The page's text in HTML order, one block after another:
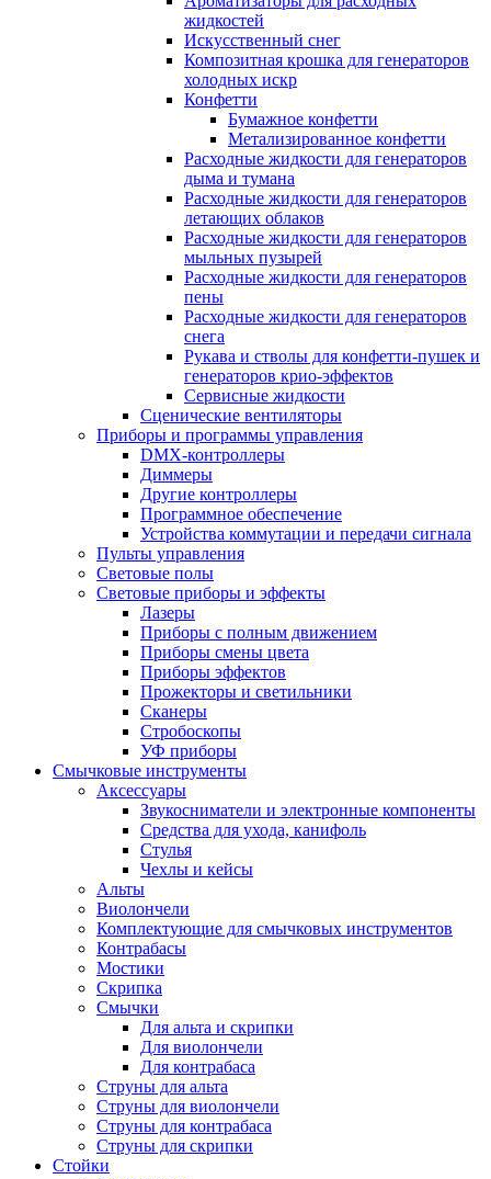
жидкостей
Искусственный снег
Композитная крошка для генераторов
холодных искр
Конфетти
Бумажное конфетти
Метализированное конфетти
Расходные жидкости для генераторов
дыма и тумана
Расходные жидкости для генераторов
летающих облаков
Расходные жидкости для генераторов
мыльных пузырей
Расходные жидкости для генераторов
пены
Расходные жидкости для генераторов
снега
Рукава и стволы для конфетти-пушек и
генераторов крио-эффектов
Сервисные жидкости
Сценические вентиляторы
Приборы и программы управления
DMX-контроллеры
Диммеры
Другие контроллеры
Программное обеспечение
Устройства коммутации и передачи сигнала
Пульты управления
Световые полы
Световые приборы и эффекты
Лазеры
Приборы с полным движением
Приборы смены цвета
Приборы эффектов
Прожекторы и светильники
Сканеры
Стробоскопы
УФ приборы
Смычковые инструменты
Аксессуары
Звукосниматели и электронные компоненты
Средства для ухода, канифоль
Стулья
Чехлы и кейсы
Альты
Виолончели
Комплектующие для смычковых инструментов
Контрабасы
Мостики
Скрипка
Смычки
Для альта и скрипки
Для виолончели
Для контрабаса
Струны для альта
Струны для виолончели
Струны для контрабаса
Струны для скрипки
Стойки